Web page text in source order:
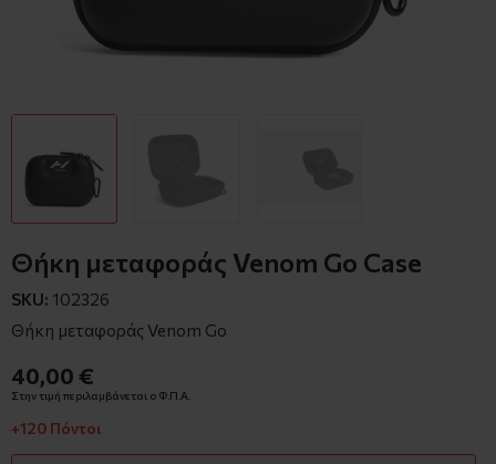
Θήκη μεταφοράς Venom Go Case
SKU: 102326
Θήκη μεταφοράς Venom Go
40,00 €
Στην τιμή περιλαμβάνεται ο Φ.Π.Α.
+120 Πόντοι